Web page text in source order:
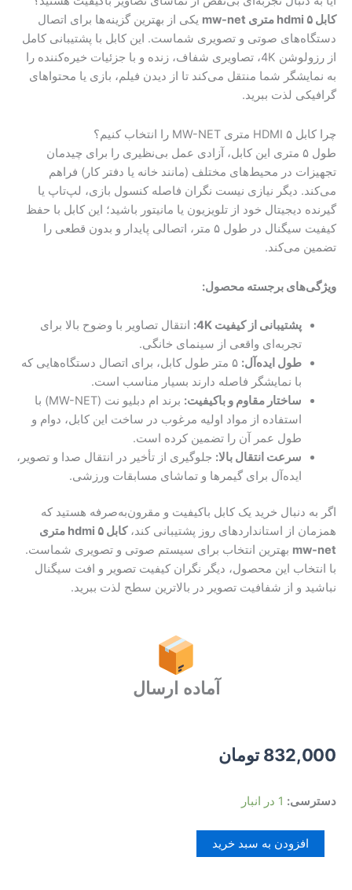
کابل hdmi ۵ متری mw-net
یکی از بهترین گزینه‌ها برای اتصال
دستگاه‌های صوتی و تصویری شماست. این کابل با پشتیبانی کامل
از رزولوشن 4K، تصاویری شفاف، زنده و با جزئیات خیره‌کننده را
به نمایشگر شما منتقل می‌کند تا از دیدن فیلم، بازی یا محتواهای
گرافیکی لذت ببرید.
چرا کابل HDMI ۵ متری MW-NET را انتخاب کنیم؟
طول ۵ متری این کابل، آزادی عمل بی‌نظیری را برای چیدمان
تجهیزات در محیط‌های مختلف (مانند خانه یا دفتر کار) فراهم
می‌کند. دیگر نیازی نیست نگران فاصله کنسول بازی، لپ‌تاپ یا
گیرنده دیجیتال خود از تلویزیون یا مانیتور باشید؛ این کابل با حفظ
کیفیت سیگنال در طول ۵ متر، اتصالی پایدار و بدون قطعی را
تضمین می‌کند.
ویژگی‌های برجسته محصول:
پشتیبانی از کیفیت 4K:
انتقال تصاویر با وضوح بالا برای
تجربه‌ای واقعی از سینمای خانگی.
طول ایده‌آل:
۵ متر طول کابل، برای اتصال دستگاه‌هایی که
با نمایشگر فاصله دارند بسیار مناسب است.
ساختار مقاوم و باکیفیت:
برند ام دبلیو نت (MW-NET) با
استفاده از مواد اولیه مرغوب در ساخت این کابل، دوام و
طول عمر آن را تضمین کرده است.
سرعت انتقال بالا: جلوگیری از تأخیر در انتقال صدا و تصویر،
ایده‌آل برای گیمرها و تماشای مسابقات ورزشی.
اگر به دنبال خرید یک کابل باکیفیت و مقرون‌به‌صرفه هستید که
همزمان از استانداردهای روز پشتیبانی کند،
کابل hdmi ۵ متری
mw-net بهترین انتخاب برای سیستم صوتی و تصویری شماست.
با انتخاب این محصول، دیگر نگران کیفیت تصویر و افت سیگنال
نباشید و از شفافیت تصویر در بالاترین سطح لذت ببرید.
آماده ارسال
832,000 تومان
دسترسی: 1 در انبار
کابل
4K
دبلیو
افزودن به سبد خرید